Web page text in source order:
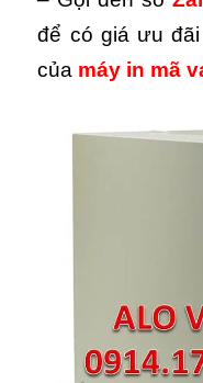
để có giá ưu
của máy in mã